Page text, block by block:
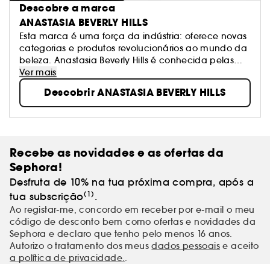
Descobre a marca
ANASTASIA BEVERLY HILLS
Esta marca é uma força da indústria: oferece novas
categorias e produtos revolucionários ao mundo da
beleza. Anastasia Beverly Hills é conhecida pelas
suas fórmulas perfeitas no que toca à definição de
sobrancelhas, contouring de rosto e paletas de
sombras de olhos – tudo criado para redesenhar e
aprimorar características faciais.
Ver mais
Descobrir ANASTASIA BEVERLY HILLS
Recebe as novidades e as ofertas da
Sephora!
Desfruta de 10% na tua próxima compra, após a
tua subscrição(1) .
Ao registar-me, concordo em receber por e-mail o meu
código de desconto bem como ofertas e novidades da
Sephora e declaro que tenho pelo menos 16 anos.
Autorizo o tratamento dos meusdados pessoais e aceito
a política de privacidade..